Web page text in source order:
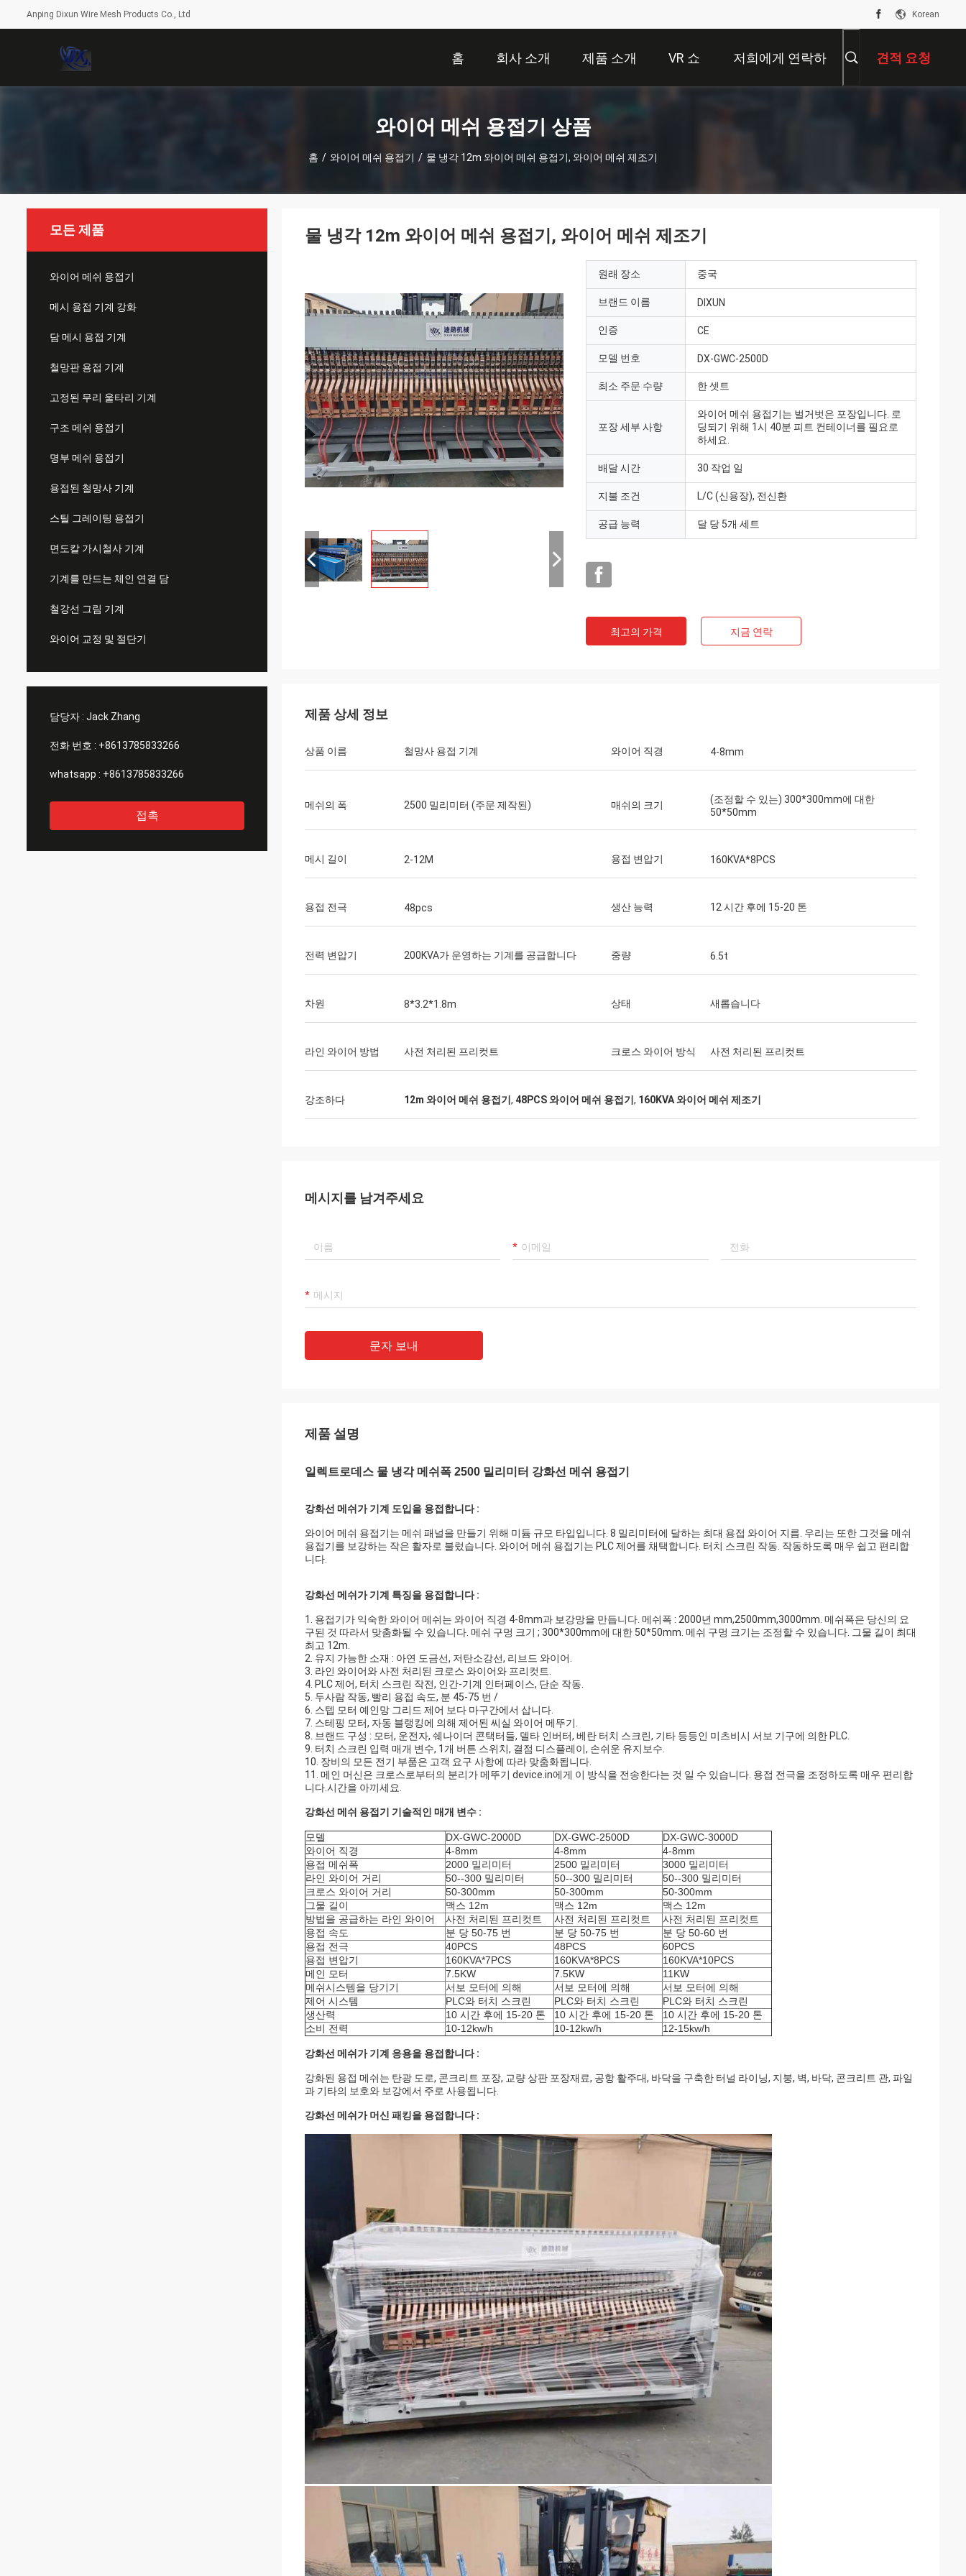
Anping Dixun Wire Mesh Products Co., Ltd Korean
홈 회사 소개 제품 소개 VR 쇼 저희에게 연락하 견적 요청
와이어 메쉬 용접기 상품
홈 / 와이어 메쉬 용접기 / 물 냉각 12m 와이어 메쉬 용접기, 와이어 메쉬 제조기
모든 제품
와이어 메쉬 용접기
메시 용접 기계 강화
담 메시 용접 기계
철망판 용접 기계
고정된 무리 울타리 기계
구조 메쉬 용접기
명부 메쉬 용접기
용접된 철망사 기계
스틸 그레이팅 용접기
면도칼 가시철사 기계
기계를 만드는 체인 연결 담
철강선 그림 기계
와이어 교정 및 절단기
담당자 : Jack Zhang
전화 번호 : +8613785833266
whatsapp : +8613785833266
접촉
물 냉각 12m 와이어 메쉬 용접기, 와이어 메쉬 제조기
원래 장소 중국
브랜드 이름 DIXUN
인증 CE
모델 번호 DX-GWC-2500D
최소 주문 수량 한 셋트
포장 세부 사항
와이어 메쉬 용접기는 벌거벗은 포장입니다. 로
딩되기 위해 1시 40분 피트 컨테이너를 필요로
하세요.
배달 시간 30 작업 일
지불 조건 L/C (신용장), 전신환
공급 능력 달 당 5개 세트
최고의 가격 지금 연락
제품 상세 정보
상품 이름 철망사 용접 기계 와이어 직경 4-8mm
메쉬의 폭 2500 밀리미터 (주문 제작된) 매쉬의 크기
(조정할 수 있는) 300*300mm에 대한
50*50mm
메시 길이 2-12M 용접 변압기 160KVA*8PCS
용접 전극 48pcs 생산 능력 12 시간 후에 15-20 톤
전력 변압기 200KVA가 운영하는 기계를 공급합니다 중량 6.5t
차원 8*3.2*1.8m 상태 새롭습니다
라인 와이어 방법 사전 처리된 프리컷트 크로스 와이어 방식 사전 처리된 프리컷트
강조하다 12m 와이어 메쉬 용접기 , 48PCS 와이어 메쉬 용접기 , 160KVA 와이어 메쉬 제조기
메시지를 남겨주세요
문자 보내
제품 설명
일렉트로데스 물 냉각 메쉬폭 2500 밀리미터 강화선 메쉬 용접기
강화선 메쉬가 기계 도입을 용접합니다 :
와이어 메쉬 용접기는 메쉬 패널을 만들기 위해 미듐 규모 타입입니다. 8 밀리미터에 달하는 최대 용접 와이어 지름. 우리는 또한 그것을 메쉬
용접기를 보강하는 작은 활자로 불렀습니다. 와이어 메쉬 용접기는 PLC 제어를 채택합니다. 터치 스크린 작동. 작동하도록 매우 쉽고 편리합
니다.
강화선 메쉬가 기계 특징을 용접합니다 :
1. 용접기가 익숙한 와이어 메쉬는 와이어 직경 4-8mm과 보강망을 만듭니다. 메쉬폭 : 2000년 mm,2500mm,3000mm. 메쉬폭은 당신의 요
구된 것 따라서 맞춤화될 수 있습니다. 메쉬 구멍 크기 ; 300*300mm에 대한 50*50mm. 메쉬 구멍 크기는 조정할 수 있습니다. 그물 길이 최대
최고 12m.
2. 유지 가능한 소재 : 아연 도금선, 저탄소강선, 리브드 와이어.
3. 라인 와이어와 사전 처리된 크로스 와이어와 프리컷트.
4. PLC 제어, 터치 스크린 작전, 인간-기계 인터페이스, 단순 작동.
5. 두사람 작동, 빨리 용접 속도, 분 45-75 번 /
6. 스텝 모터 예인망 그리드 제어 보다 마구간에서 삽니다.
7. 스테핑 모터, 자동 블랭킹에 의해 제어된 씨실 와이어 메뚜기.
8. 브랜드 구성 : 모터, 운전자, 쉐나이더 콘택터들, 델타 인버터, 베란 터치 스크린, 기타 등등인 미츠비시 서보 기구에 의한 PLC.
9. 터치 스크린 입력 매개 변수, 1개 버튼 스위치, 결점 디스플레이, 손쉬운 유지보수.
10. 장비의 모든 전기 부품은 고객 요구 사항에 따라 맞춤화됩니다.
11. 메인 머신은 크로스로부터의 분리가 메뚜기 device.in에게 이 방식을 전송한다는 것 일 수 있습니다. 용접 전극을 조정하도록 매우 편리합
니다.시간을 아끼세요.
강화선 메쉬 용접기 기술적인 매개 변수 :
모델 DX-GWC-2000D DX-GWC-2500D
DX-GWC-3000D
와이어 직경
4-8mm 4-8mm
4-8mm
용접 메쉬폭
2000 밀리미터 2500 밀리미터
3000 밀리미터
라인 와이어 거리
50--300 밀리미터 50--300 밀리미터
50--300 밀리미터
크로스 와이어 거리
50-300mm 50-300mm
50-300mm
그물 길이
맥스 12m 맥스 12m
맥스 12m
방법을 공급하는 라인 와이어
사전 처리된 프리컷트 사전 처리된 프리컷트
사전 처리된 프리컷트
용접 속도
분 당 50-75 번 분 당 50-75 번
분 당 50-60 번
용접 전극
40PCS 48PCS
60PCS
용접 변압기
160KVA*7PCS 160KVA*8PCS
160KVA*10PCS
메인 모터
7.5KW 7.5KW
11KW
메쉬시스템을 당기기
서보 모터에 의해 서보 모터에 의해
서보 모터에 의해
제어 시스템
PLC와 터치 스크린 PLC와 터치 스크린
PLC와 터치 스크린
생산력
10 시간 후에 15-20 톤 10 시간 후에 15-20 톤
10 시간 후에 15-20 톤
소비 전력
10-12kw/h 10-12kw/h 12-15kw/h
강화선 메쉬가 기계 응용을 용접합니다 :
강화된 용접 메쉬는 탄광 도로, 콘크리트 포장, 교량 상판 포장재료, 공항 활주대, 바닥을 구축한 터널 라이닝, 지붕, 벽, 바닥, 콘크리트 관, 파일
과 기타의 보호와 보강에서 주로 사용됩니다.
강화선 메쉬가 머신 패킹을 용접합니다 :